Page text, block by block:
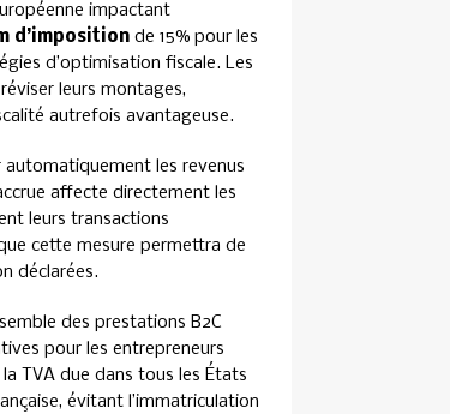
impactant
d’impositionde 15% pour les
d’optimisation fiscale. Les
leurs montages,
autrefois avantageuse.
les revenus
affecte directement les
leurs transactions
cette mesure permettra de
déclarées.
des prestations B2C
pour les entrepreneurs
TVA due dans tous les États
évitant l’immatriculation